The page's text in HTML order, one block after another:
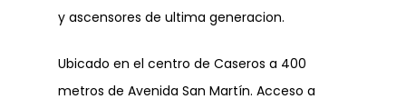
y ascensores de ultima generacion.
Ubicado en el centro de Caseros a 400
metros de Avenida San Martín. Acceso a